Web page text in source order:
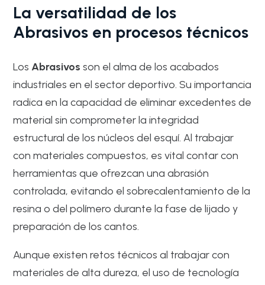
La versatilidad de los
Abrasivos en procesos técnicos
Los Abrasivos son el alma de los acabados
industriales en el sector deportivo. Su importancia
radica en la capacidad de eliminar excedentes de
material sin comprometer la integridad
estructural de los núcleos del esquí. Al trabajar
con materiales compuestos, es vital contar con
herramientas que ofrezcan una abrasión
controlada, evitando el sobrecalentamiento de la
resina o del polímero durante la fase de lijado y
preparación de los cantos.
Aunque existen retos técnicos al trabajar con
materiales de alta dureza, el uso de tecnología